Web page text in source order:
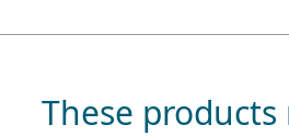
These